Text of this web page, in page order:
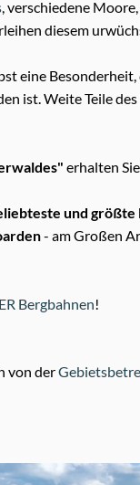
, verschiedene
diesem
eine
ist. Weite Teile
erhalten
und größte
- am Großen
Bergbahnen!
von der